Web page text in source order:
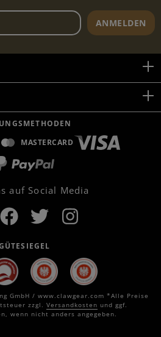
Newsletter E-Mail-Adresse
ANMELDEN
MASTERCARD
auf Social Media
GmbH / www.clawgear.com *Alle Preise
zzgl. Versandkosten und ggf.
wenn nicht anders angegeben.